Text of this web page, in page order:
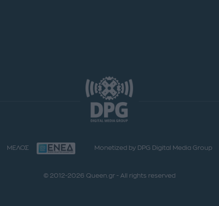
ΜΕΛΟΣ Monetized by DPG Digital Media Group
© 2012-2026 Queen.gr - All rights reserved